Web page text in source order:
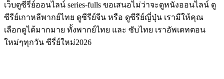
เว็บดูซีรี่ย์ออนไลน์ series-fulls ขอเสนอไม่ว่าจะดูหนังออนไลน์ ดู
ซีรีย์เกาหลีพากย์ไทย ดูซีรีย์จีน หรือ ดูซีรีย์ญี่ปุ่น เรามีให้คุณ
เลือกดูได้มากมาย ทั้งพากย์ไทย และ ซับไทย เราอัพเดทตอน
ใหม่ๆทุกวัน ซีรี่ย์ใหม่2026